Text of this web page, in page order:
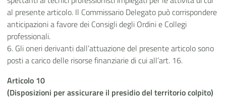
al presente articolo. Il Commissario Delegato può corrispondere
anticipazioni a favore dei Consigli degli Ordini e Collegi
professionali.
6. Gli oneri derivanti dall’attuazione del presente articolo sono
posti a carico delle risorse finanziarie di cui all’art. 16.
Articolo 10
(Disposizioni per assicurare il presidio del territorio colpito)